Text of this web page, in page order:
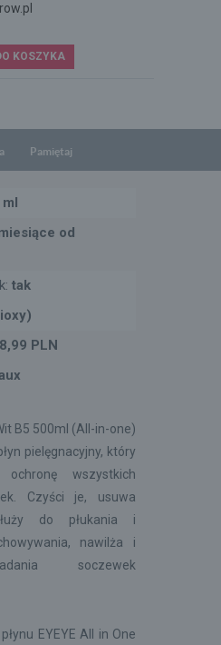
KOSZYKA
Pamiętaj
od
tak
8,99 PLN
B5 500ml (All-in-one)
pielęgnacyjny, który
ochronę wszystkich
Czyści je, usuwa
do płukania i
nawilża i
soczewek
EYEYE All in One